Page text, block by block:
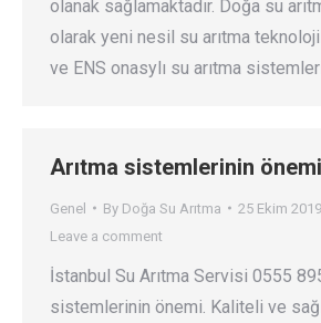
olanak sağlamaktadır. Doğa su
olarak yeni nesil su arıtma
ve ENS onasylı su arıtma
Arıtma sistemlerinin önemi
Genel By Doğa Su Arıtma
25 Ekim 2019
Leave a comment
İstanbul Su Arıtma Servisi 0555
sistemlerinin önemi. Kaliteli ve